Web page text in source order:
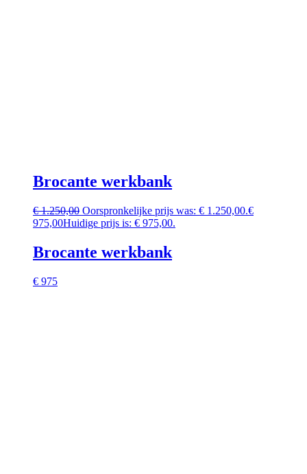
Brocante werkbank
€1.250,00 Oorspronkelijke prijs was: € 1.250,00.€
975,00Huidige prijs is: € 975,00.
Brocante werkbank
€ 975